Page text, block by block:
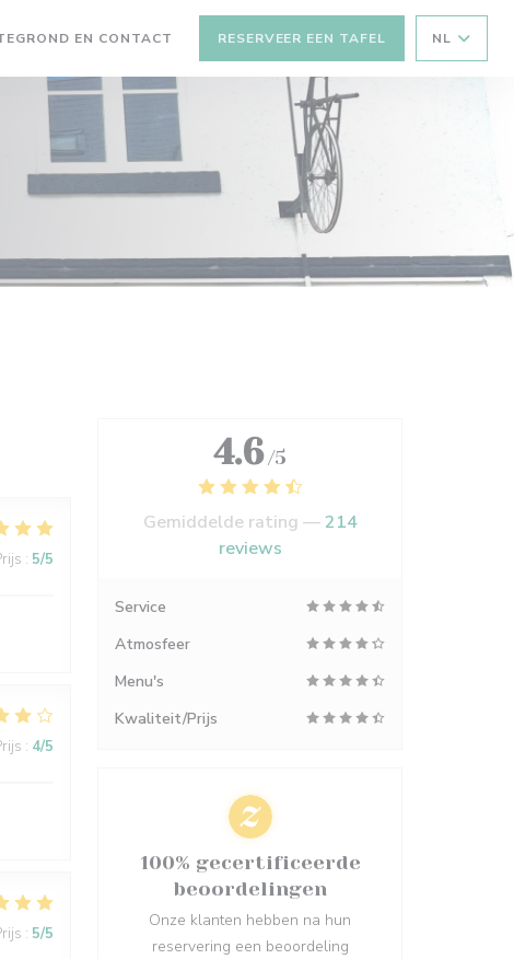
EN CONTACT RESERVEER EEN TAFEL NL
: 5/5
: 4/5
: 5/5
4.6 /5
Gemiddelde rating —214
reviews
Service
Atmosfeer
Menu's
Kwaliteit/Prijs
100% gecertificeerde
beoordelingen
Onze klanten hebben na hun
reservering een beoordeling